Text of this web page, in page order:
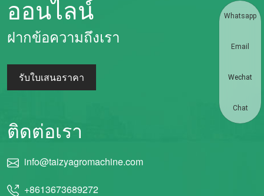
ออนไลน์
ฝากข้อความถึงเรา
รับใบเสนอราคา
ติดต่อเรา
info@taizyagromachine.com
+8613673689272
Whatsapp
Email
Wechat
Chat